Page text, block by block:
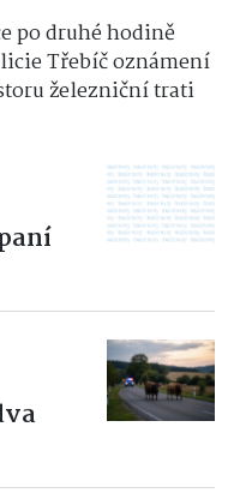
po druhé hodině
Třebíč oznámení
železniční trati